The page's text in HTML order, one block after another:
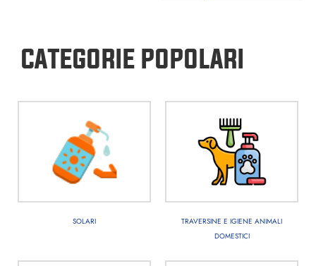
CATEGORIE POPOLARI
SOLARI
TRAVERSINE E IGIENE ANIMALI
DOMESTICI